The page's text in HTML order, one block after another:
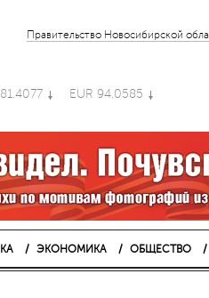
Правительство Новосибирской
EUR 94.0585
ЭКОНОМИКА ОБЩЕСТВО